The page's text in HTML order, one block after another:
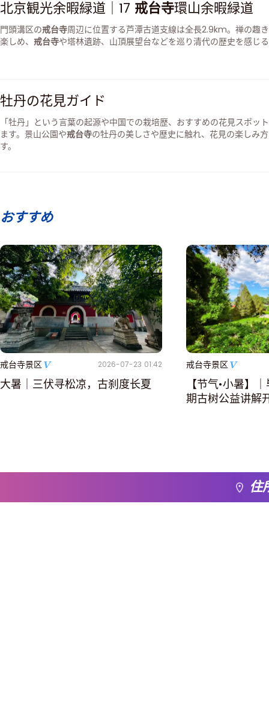
北京観光余暇緑道｜17 戒台寺環山余暇緑道
門頭溝区の戒台寺周辺に位置する芦潭古道支線は全長2.9km。禅の趣
楽しめ、 戒台寺や塔林遺跡、山頂展望台などを巡り清代の歴史を感じ
牡丹の花見ガイド
「牡丹」という言葉の起源や中国での栽培歴、おすすめの花見スポッ
ます。景山公園や戒台寺の牡丹の美しさや歴史に触れ、花見の楽しみ
す。
おすすめ
戒台寺景区 2026-07-23 01:42
大暑｜三伏寻松凉，古刹度长夏
戒台寺景区
【节气•小暑】
期古树公益讲解
住